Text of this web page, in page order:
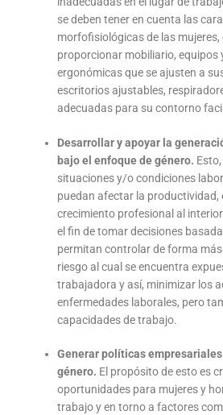
se deben tener en cuenta las
morfofisiológicas de las mujeres,
proporcionar mobiliario, equipos
ergonómicas que se ajusten a
escritorios ajustables,
adecuadas para su contorno
Desarrollar y apoyar la
bajo el enfoque de género.
situaciones y/o condiciones
puedan afectar la productividad,
crecimiento profesional al
el fin de tomar decisiones
permitan controlar de forma
riesgo al cual se encuentra
trabajadora y así, minimizar los
enfermedades laborales, pero
capacidades de trabajo.
Generar políticas
género. El propósito de esto es
oportunidades para mujeres y
trabajo y en torno a factores